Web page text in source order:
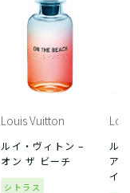
Louis Vuitton
ルイ・ヴィトン –
オン ザ ビーチ
シトラス
ル
ア
イム